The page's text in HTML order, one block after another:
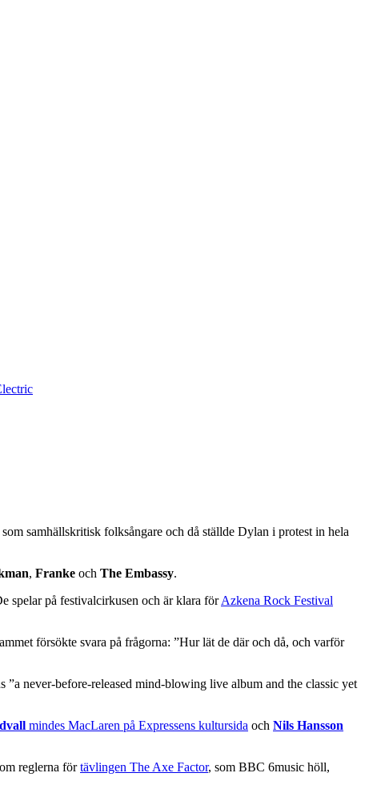
samhällskritisk folksångare och då ställde Dylan i protest in hela
, Franke och The Embassy.
spelar på festivalcirkusen och är klara förAzkena Rock Festival
försökte svara på frågorna: ”Hur lät de där och då, och varför
never-before-released mind-blowing live album and the classic yet
mindes MacLaren på Expressens kultursida och Nils Hansson
reglerna förtävlingen The Axe Factor, som BBC 6music höll,